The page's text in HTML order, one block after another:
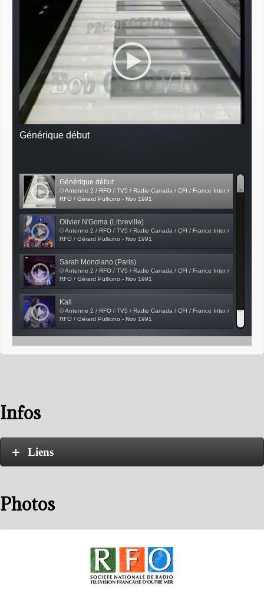
Générique début
Générique début
© Antenne 2 / RFO / TV5 / Radio Canada / CFI / France Inter /
RFO / Gérard Pullicino - Nov 1991
Olivier N'Goma (Libreville)
© Antenne 2 / RFO / TV5 / Radio Canada / CFI / France Inter /
RFO / Gérard Pullicino - Nov 1991
Sarah Mondiano (Paris)
© Antenne 2 / RFO / TV5 / Radio Canada / CFI / France Inter /
RFO / Gérard Pullicino - Nov 1991
Kali
© Antenne 2 / RFO / TV5 / Radio Canada / CFI / France Inter /
RFO / Gérard Pullicino - Nov 1991
Infos
Liens
Photos